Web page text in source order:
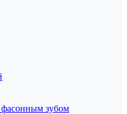
фасонным зубом